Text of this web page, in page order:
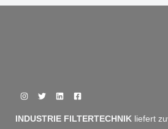
INDUSTRIE FILTERTECHNIK liefert